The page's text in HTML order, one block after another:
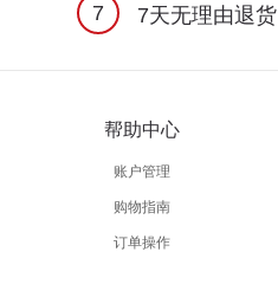
7 7天无理由退货
帮助中心
账户管理
购物指南
订单操作